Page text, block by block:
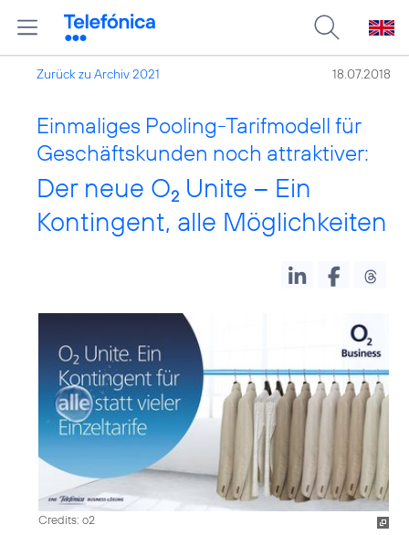
Zurück zu Archiv 2021 18.07.2018
Einmaliges Pooling-Tarifmodell für
Geschäftskunden noch attraktiver:
Der neue O2 Unite – Ein
Kontingent, alle Möglichkeiten
Credits: o2